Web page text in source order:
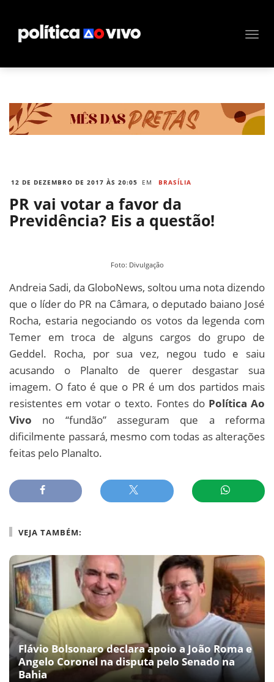
12 DE DEZEMBRO DE 2017 ÀS 20:05 EM BRASÍLIA
PR vai votar a favor da
Previdência? Eis a questão!
Foto: Divulgação
Andreia Sadi, da GloboNews, soltou uma nota dizendo
que o líder do PR na Câmara, o deputado baiano José
Rocha, estaria negociando os votos da legenda com
Temer em troca de alguns cargos do grupo de
Geddel. Rocha, por sua vez, negou tudo e saiu
acusando o Planalto de querer desgastar sua
imagem. O fato é que o PR é um dos partidos mais
resistentes em votar o texto. Fontes doPolítica Ao
Vivo no “fundão” asseguram que a reforma
dificilmente passará, mesmo com todas as alterações
feitas pelo Planalto.
VEJA TAMBÉM:
Flávio Bolsonaro declara apoio a João Roma e
Angelo Coronel na disputa pelo Senado na
Bahia